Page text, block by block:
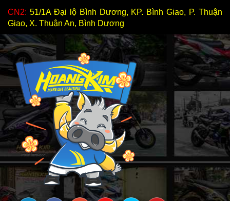
CN2: 51/1A Đại lộ Bình Dương, KP. Bình Giao, P. Thuận
Giao, X. Thuận An, Bình Dương